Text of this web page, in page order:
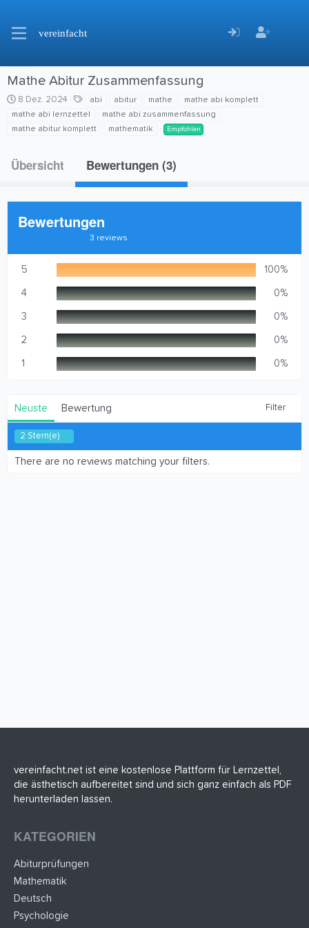
vereinfacht
Mathe Abitur Zusammenfassung
C
r
i
8 Dez. 2024
c
h
g
o
e
abi abitur mathe
mathe abi komplett
mathe abi lernzettel
mathe abi zusammenfassung
mathe abitur komplett
mathematik Empfohlen
Übersicht Bewertungen (3)
Bewertungen
5
0
0
e
r
n
(
e
)
3 reviews
5 100%
4 0%
3 0%
2 0%
1 0%
Neuste Bewertung Filter
2 Stern(e)
There are no reviews matching your filters.
vereinfacht.net ist eine kostenlose Plattform für Lernzettel,
die ästhetisch aufbereitet sind und sich ganz einfach als PDF
herunterladen lassen.
KATEGORIEN
Abiturprüfungen
Mathematik
Deutsch
Psychologie